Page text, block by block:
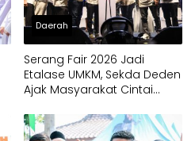
Daerah
Serang Fair 2026 Jadi
Etalase UMKM, Sekda Deden
Ajak Masyarakat Cintai